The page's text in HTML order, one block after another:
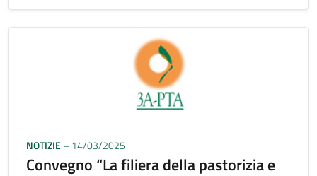
NOTIZIE– 14/03/2025
Convegno “La filiera della pastorizia e